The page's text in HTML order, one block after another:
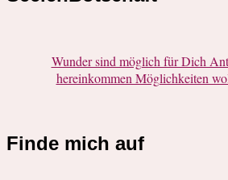
Wunder sind möglich für Dich
hereinkommen Möglichkeiten
Finde mich auf